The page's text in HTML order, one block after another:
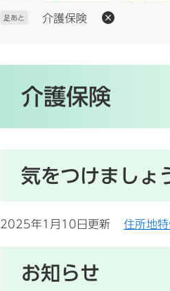
足あと 介護保険
介護保険
気をつけましょ
2025年1月10日更新 住所地
お知らせ